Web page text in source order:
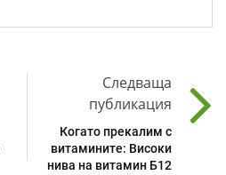
Следваща
публикация
Когато прекалим с
витамините: Високи
нива на витамин Б12